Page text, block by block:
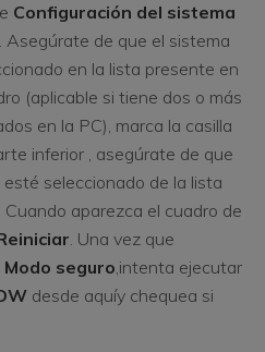
Configuración del sistema
. Asegúrate de que el sistema
en la lista presente en
(aplicable si tiene dos o más
en la PC), marca la casilla
inferior , asegúrate de que
esté seleccionado de la lista
Cuando aparezca el cuadro de
. Una vez que
Modo seguro,intenta ejecutar
desde aquíy chequea si